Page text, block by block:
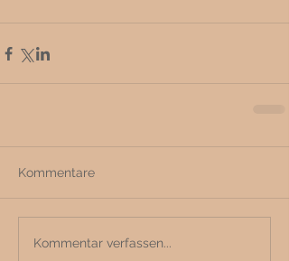
Kommentare
Kommentar verfassen...